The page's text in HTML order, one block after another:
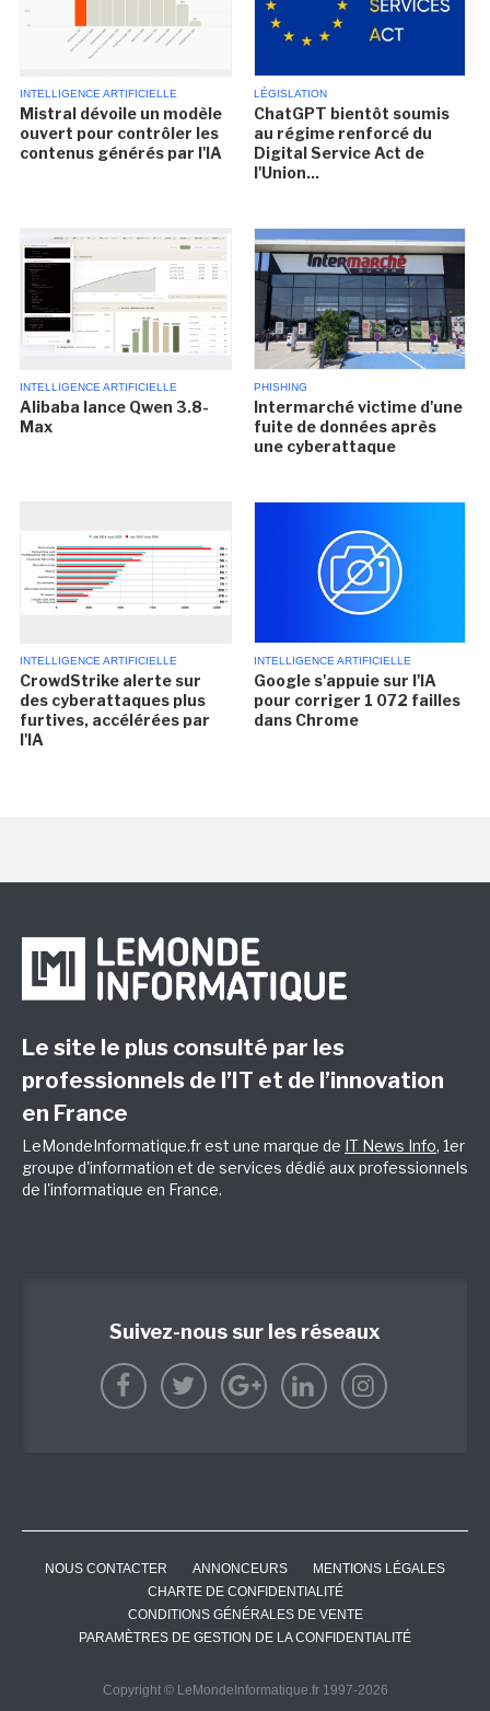
INTELLIGENCE ARTIFICIELLE
Mistral dévoile un modèle
ouvert pour contrôler les
contenus générés par l'IA
LÉGISLATION
ChatGPT bientôt soumis
au régime renforcé du
Digital Service Act de
l'Union...
INTELLIGENCE ARTIFICIELLE
Alibaba lance Qwen 3.8-
Max
PHISHING
Intermarché victime d'une
fuite de données après
une cyberattaque
INTELLIGENCE ARTIFICIELLE
CrowdStrike alerte sur
des cyberattaques plus
furtives, accélérées par
l'IA
INTELLIGENCE ARTIFICIELLE
Google s'appuie sur l'IA
pour corriger 1 072 failles
dans Chrome
Le site le plus consulté par les
professionnels de l’IT et de l’innovation
en France
LeMondeInformatique.fr est une marque de IT News Info, 1er
groupe d'information et de services dédié aux professionnels
de l'informatique en France.
Suivez-nous sur les réseaux
NOUS CONTACTER ANNONCEURS
MENTIONS LÉGALES
CHARTE DE CONFIDENTIALITÉ
CONDITIONS GÉNÉRALES DE VENTE
PARAMÈTRES DE GESTION DE LA CONFIDENTIALITÉ
Copyright © LeMondeInformatique.fr 1997-2026